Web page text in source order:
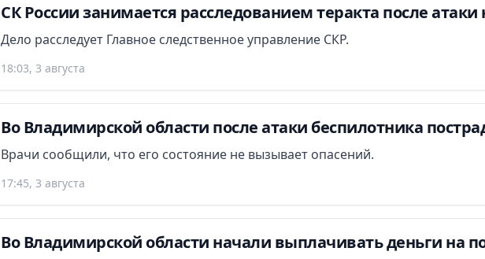
СК России занимается расследованием теракта после
Дело расследует Главное следственное управление СКР.
18:03, 3 августа
Во Владимирской области после атаки беспилотника
Врачи сообщили, что его состояние не вызывает опасений.
17:45, 3 августа
Во Владимирской области начали выплачивать деньги на